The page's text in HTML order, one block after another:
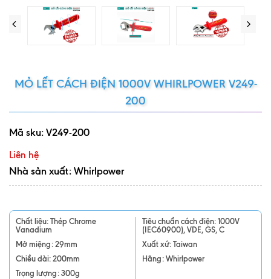
MỎ LẾT CÁCH ĐIỆN 1000V WHIRLPOWER V249-
200
Mã sku: V249-200
Liên hệ
Nhà sản xuất: Whirlpower
Chất liệu: Thép Chrome
Vanadium
Mở miệng: 29mm
Chiều dài: 200mm
Trọng lượng: 300g
Tiêu chuẩn cách điện: 1000V
(IEC60900), VDE, GS, C
Xuất xứ: Taiwan
Hãng: Whirlpower